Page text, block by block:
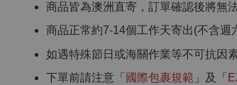
商品皆為澳洲直寄，訂單確認後將無
商品正常約7-14個工作天寄出(不含週
如遇特殊節日或海關作業等不可抗因
下單前請注意「 國際包裹規範 」及「